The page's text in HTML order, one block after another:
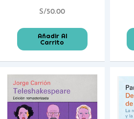
S/50.00
Añadir Al
Carrito